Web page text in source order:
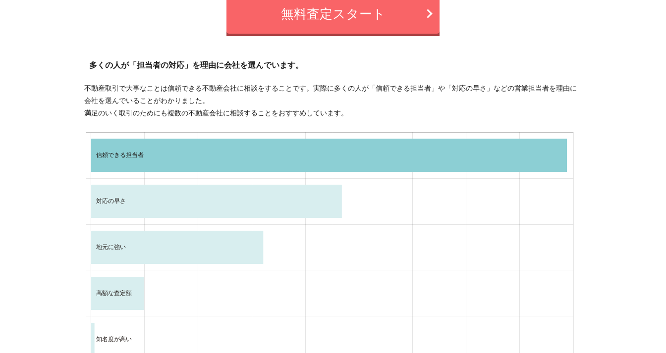
無料査定スタート
多くの人が「担当者の対応」を理由に会社を選んでいます。
不動産取引で大事なことは信頼できる不動産会社に相談をすることです。実際に多くの人が「信頼できる担当者」や「対応の早さ」などの営業担当者を理由に
会社を選んでいることがわかりました。
満足のいく取引のためにも複数の不動産会社に相談することをおすすめしています。